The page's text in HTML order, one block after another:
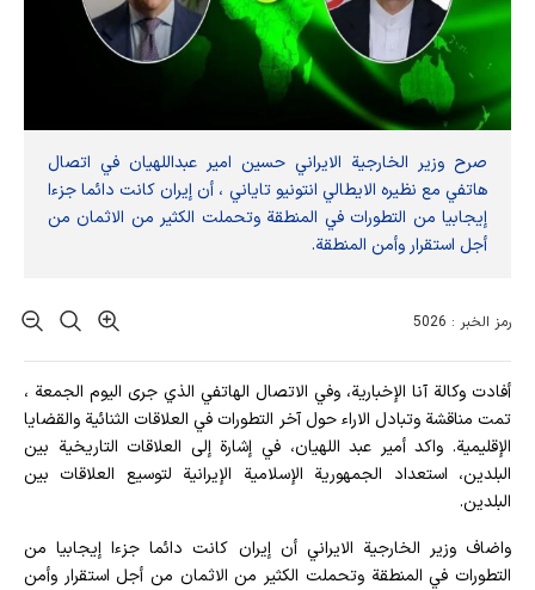
صرح وزير الخارجية الايراني حسين امير عبداللهيان في اتصال
هاتفي مع نظيره الايطالي انتونيو تاياني ، أن إيران كانت دائما جزءا
إيجابيا من التطورات في المنطقة وتحملت الكثير من الاثمان من
أجل استقرار وأمن المنطقة.
رمز الخبر : 5026
أفادت وکالة آنا الإخباریة، وفي الاتصال الهاتفي الذي جرى اليوم الجمعة ،
تمت مناقشة وتبادل الاراء حول آخر التطورات في العلاقات الثنائية والقضايا
الإقليمية. واكد أمير عبد اللهيان، في إشارة إلى العلاقات التاريخية بين
البلدين، استعداد الجمهورية الإسلامية الإيرانية لتوسيع العلاقات بين
البلدين.
واضاف وزير الخارجية الايراني أن إيران كانت دائما جزءا إيجابيا من
التطورات في المنطقة وتحملت الكثير من الاثمان من أجل استقرار وأمن